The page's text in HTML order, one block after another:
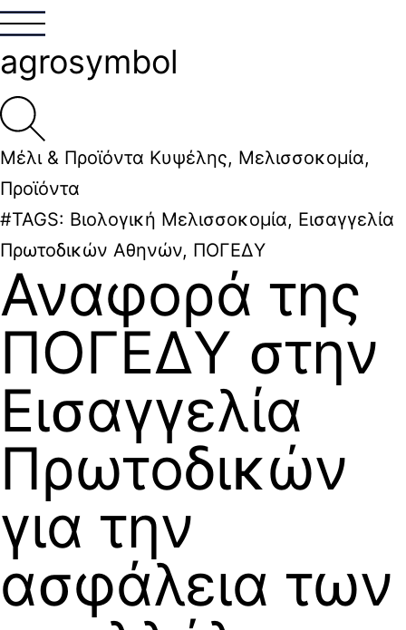
agrosymbol
Μέλι & Προϊόντα Κυψέλης, Μελισσοκομία,
Προϊόντα
#TAGS: Βιολογική Μελισσοκομία, Εισαγγελία
Πρωτοδικών Αθηνών, ΠΟΓΕΔΥ
Αναφορά της
ΠΟΓΕΔΥ στην
Εισαγγελία
Πρωτοδικών
για την
ασφάλεια των